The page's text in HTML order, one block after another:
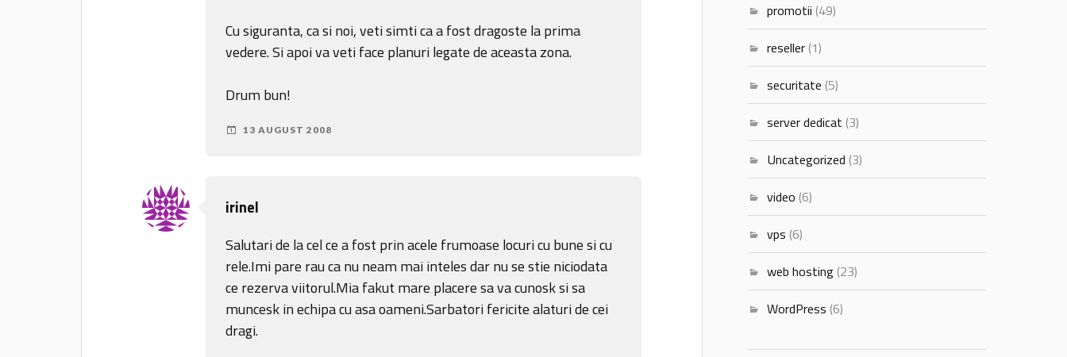
Cu siguranta, ca si noi, veti simti ca a fost dragoste la prima
vedere. Si apoi va veti face planuri legate de aceasta zona.
Drum bun!
13 AUGUST 2008
irinel
Salutari de la cel ce a fost prin acele frumoase locuri cu bune si cu
rele.Imi pare rau ca nu neam mai inteles dar nu se stie niciodata
ce rezerva viitorul.Mia fakut mare placere sa va cunosk si sa
muncesk in echipa cu asa oameni.Sarbatori fericite alaturi de cei
dragi.
promotii (49)
reseller (1)
securitate (5)
server dedicat (3)
Uncategorized (3)
video (6)
vps (6)
web hosting (23)
WordPress (6)